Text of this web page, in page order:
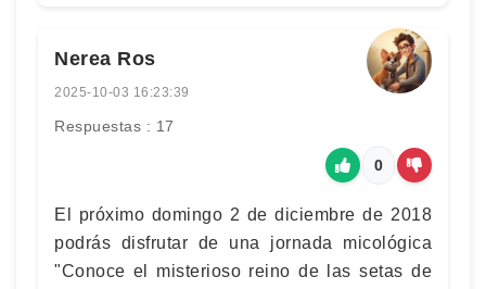
Nerea Ros
2025-10-03 16:23:39
Respuestas : 17
0
El próximo domingo 2 de diciembre de 2018
podrás disfrutar de una jornada micológica
"Conoce el misterioso reino de las setas de